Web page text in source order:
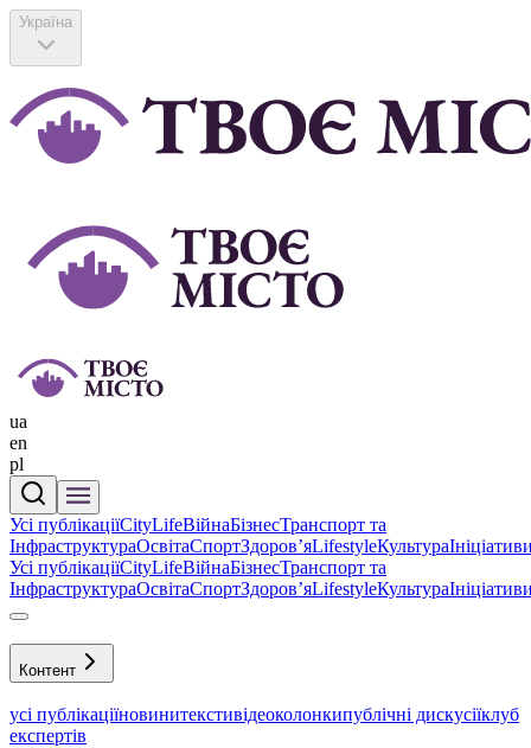
Україна
ua
en
pl
Усі публікаціїCityLifeВійнаБізнесТранспорт та
ІнфраструктураОсвітаСпортЗдоровʼяLifestyleКультура
Усі публікаціїCityLifeВійнаБізнесТранспорт та
ІнфраструктураОсвітаСпортЗдоровʼяLifestyleКультура
Контент
усі публікаціїновинитекстивідеоколонкипублічні дискусіїклуб
експертів